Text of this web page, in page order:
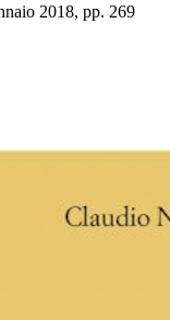
2018, pp. 269